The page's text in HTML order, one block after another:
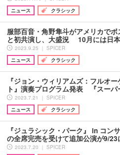
ニュース
クラシック
服部百音・角野隼斗がアメリカで
と初共演し、大盛況 10月には日
2023.9.25 ｜ SPICER
ニュース
クラシック
『ジョン・ウィリアムズ：フルオ
ト』演奏プログラム発表 『スー
2023.7.21 ｜ SPICER
ニュース
クラシック
『ジュラシック・パーク』 in コン
の全席完売を受けて追加公演が9/23
2023.7.20 ｜ SPICER